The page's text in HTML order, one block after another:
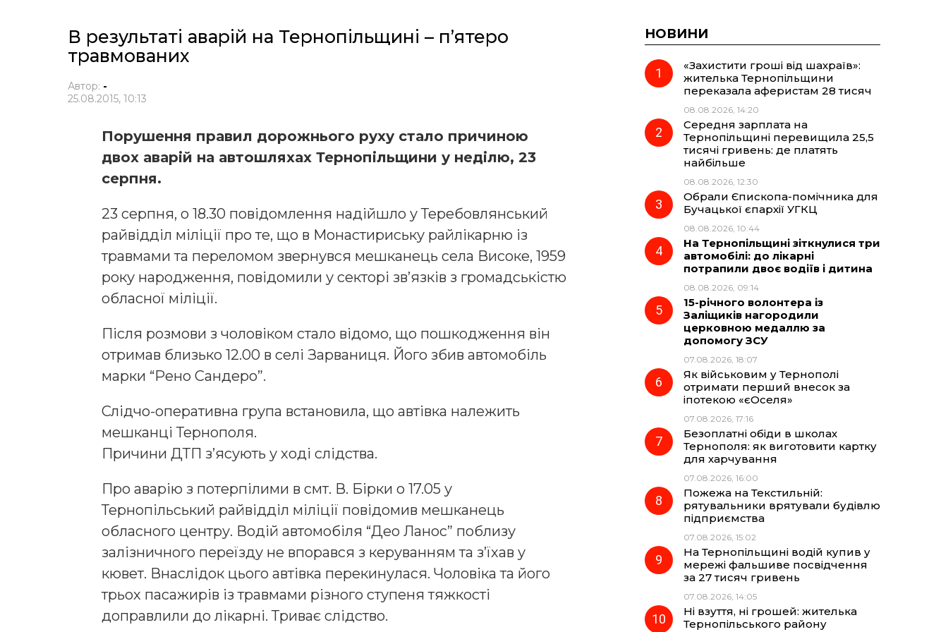
В результаті аварій на Тернопільщині – п’ятеро
травмованих
Автор: -
25.08.2015, 10:13
Порушення правил дорожнього руху стало причиною
двох аварій на автошляхах Тернопільщини у неділю, 23
серпня.
23 серпня, о 18.30 повідомлення надійшло у Теребовлянський
райвідділ міліції про те, що в Монастириську райлікарню із
травмами та переломом звернувся мешканець села Високе, 1959
року народження, повідомили у секторі зв’язків з громадськістю
обласної міліції.
Після розмови з чоловіком стало відомо, що пошкодження він
отримав близько 12.00 в селі Зарваниця. Його збив автомобіль
марки “Рено Сандеро”.
Слідчо-оперативна група встановила, що автівка належить
мешканці Тернополя.
Причини ДТП з’ясують у ході слідства.
Про аварію з потерпілими в смт. В. Бірки о 17.05 у
Тернопільський райвідділ міліції повідомив мешканець
обласного центру. Водій автомобіля “Део Ланос” поблизу
залізничного переїзду не впорався з керуванням та з’їхав у
кювет. Внаслідок цього автівка перекинулася. Чоловіка та його
трьох пасажирів із травмами різного ступеня тяжкості
доправлили до лікарні. Триває слідство.
НОВИНИ
«Захистити гроші від шахраїв»:
жителька Тернопільщини
переказала аферистам 28 тисяч
08.08.2026, 14:20
Середня зарплата на
Тернопільщині перевищила 25,5
тисячі гривень: де платять
найбільше
08.08.2026, 12:30
Обрали Єпископа-помічника для
Бучацької єпархії УГКЦ
08.08.2026, 10:44
На Тернопільщині зіткнулися три
автомобілі: до лікарні
потрапили двоє водіїв і дитина
08.08.2026, 09:14
15-річного волонтера із
Заліщиків нагородили
церковною медаллю за
допомогу ЗСУ
07.08.2026, 18:07
Як військовим у Тернополі
отримати перший внесок за
іпотекою «єОселя»
07.08.2026, 17:16
Безоплатні обіди в школах
Тернополя: як виготовити картку
для харчування
07.08.2026, 16:00
Пожежа на Текстильній:
рятувальники врятували будівлю
підприємства
07.08.2026, 15:02
На Тернопільщині водій купив у
мережі фальшиве посвідчення
за 27 тисяч гривень
07.08.2026, 14:05
Ні взуття, ні грошей: жителька
Тернопільського району